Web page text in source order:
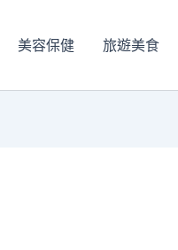
美容保健 旅遊美食